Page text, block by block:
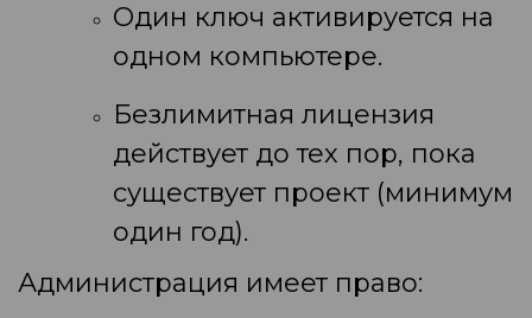
Один ключ активируется на
одном компьютере.
Безлимитная лицензия
действует до тех пор, пока
существует проект (минимум
один год).
Администрация имеет право: